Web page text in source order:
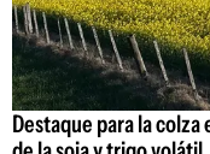
Destaque para la